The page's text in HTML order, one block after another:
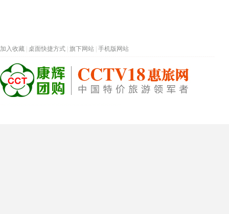
加入收藏 桌面快捷方式 旗下网站 手机版网站